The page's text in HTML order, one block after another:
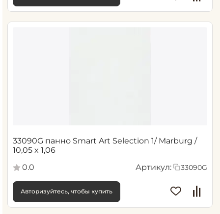
33090G панно Smart Art Selection 1/ Marburg /
10,05 x 1,06
0.0
Артикул: 33090G
Авторизуйтесь, чтобы купить